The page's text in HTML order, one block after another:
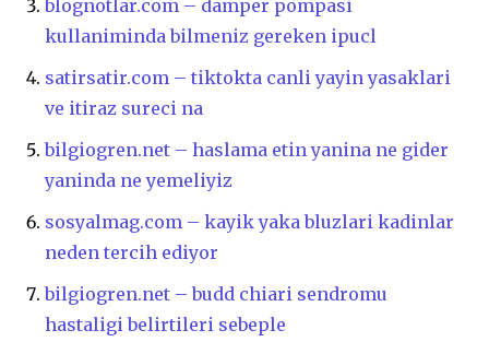
blognotlar.com – damper pompasi
kullaniminda bilmeniz gereken ipucl
satirsatir.com – tiktokta canli yayin yasaklari
ve itiraz sureci na
bilgiogren.net – haslama etin yanina ne gider
yaninda ne yemeliyiz
sosyalmag.com – kayik yaka bluzlari kadinlar
neden tercih ediyor
bilgiogren.net – budd chiari sendromu
hastaligi belirtileri sebeple